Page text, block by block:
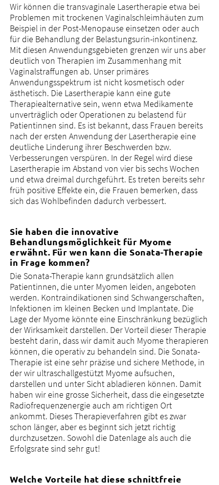
Wir können die transvaginale Lasertherapie etwa bei
Problemen mit trockenen Vaginalschleimhäuten zum
Beispiel in der Post-Menopause einsetzen oder auch
für die Behandlung der Belastungsurin-inkontinenz.
Mit diesen Anwendungsgebieten grenzen wir uns aber
deutlich von Therapien im Zusammenhang mit
Vaginalstraffungen ab. Unser primäres
Anwendungsspektrum ist nicht kosmetisch oder
ästhetisch. Die Lasertherapie kann eine gute
Therapiealternative sein, wenn etwa Medikamente
unverträglich oder Operationen zu belastend für
Patientinnen sind. Es ist bekannt, dass Frauen bereits
nach der ersten Anwendung der Lasertherapie eine
deutliche Linderung ihrer Beschwerden bzw.
Verbesserungen verspüren. In der Regel wird diese
Lasertherapie im Abstand von vier bis sechs Wochen
und etwa dreimal durchgeführt. Es treten bereits sehr
früh positive Effekte ein, die Frauen bemerken, dass
sich das Wohlbefinden dadurch verbessert.
Sie haben die innovative
Behandlungsmöglichkeit für Myome
erwähnt. Für wen kann die Sonata-Therapie
in Frage kommen?
Die Sonata-Therapie kann grundsätzlich allen
Patientinnen, die unter Myomen leiden, angeboten
werden. Kontraindikationen sind Schwangerschaften,
Infektionen im kleinen Becken und Implantate. Die
Lage der Myome könnte eine Einschränkung bezüglich
der Wirksamkeit darstellen. Der Vorteil dieser Therapie
besteht darin, dass wir damit auch Myome therapieren
können, die operativ zu behandeln sind. Die Sonata-
Therapie ist eine sehr präzise und sichere Methode, in
der wir ultraschallgestützt Myome aufsuchen,
darstellen und unter Sicht abladieren können. Damit
haben wir eine grosse Sicherheit, dass die eingesetzte
Radiofrequenzenergie auch am richtigen Ort
ankommt. Dieses Therapieverfahren gibt es zwar
schon länger, aber es beginnt sich jetzt richtig
durchzusetzen. Sowohl die Datenlage als auch die
Erfolgsrate sind sehr gut!
Welche Vorteile hat diese schnittfreie